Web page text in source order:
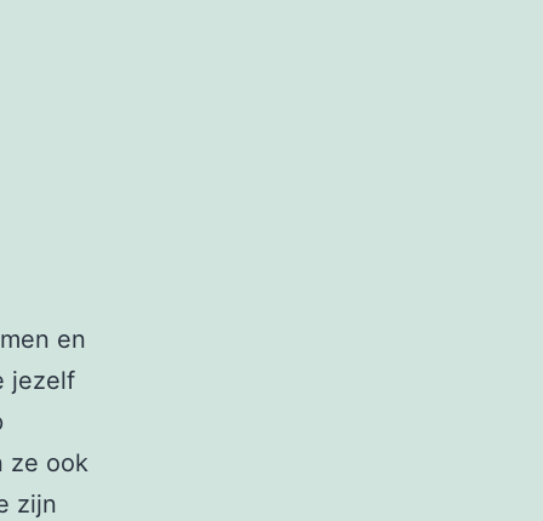
en
jezelf
ze ook
zijn